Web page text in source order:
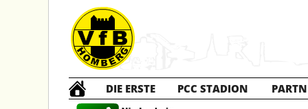
DIE ERSTE PCC STADION